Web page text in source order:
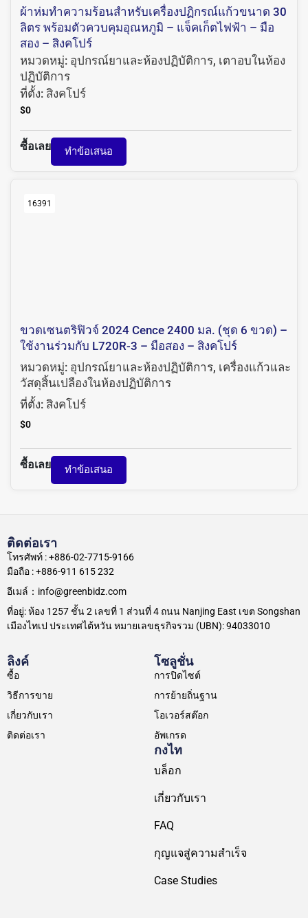
ผ้าห่มทำความร้อนสำหรับเครื่องปฏิกรณ์แก้วขนาด 30
ลิตร พร้อมตัวควบคุมอุณหภูมิ – แจ็คเก็ตไฟฟ้า – มือ
สอง – สิงคโปร์
หมวดหมู่: อุปกรณ์ยาและห้องปฏิบัติการ, เตาอบในห้อง
ปฏิบัติการ
ที่ตั้ง: สิงคโปร์
$0
ซื้อเลย ทำข้อเสนอ
16391
ขวดเซนตริฟิวจ์ 2024 Cence 2400 มล. (ชุด 6 ขวด) –
ใช้งานร่วมกับ L720R-3 – มือสอง – สิงคโปร์
หมวดหมู่: อุปกรณ์ยาและห้องปฏิบัติการ, เครื่องแก้วและ
วัสดุสิ้นเปลืองในห้องปฏิบัติการ
ที่ตั้ง: สิงคโปร์
$0
ซื้อเลย ทำข้อเสนอ
โซลูชั่น
การปิดไซต์
การย้ายถิ่นฐาน
โอเวอร์สต๊อก
อัพเกรด
ลิงค์
ซื้อ
วิธีการขาย
เกี่ยวกับเรา
ติดต่อเรา
กงไท
บล็อก
เกี่ยวกับเรา
FAQ
กุญแจสู่ความสำเร็จ
Case Studies
ติดต่อเรา
โทรศัพท์ : +886-02-7715-9166
มือถือ : +886-911 615 232
อีเมล์：info@greenbidz.com
ที่อยู่: ห้อง 1257 ชั้น 2 เลขที่ 1 ส่วนที่ 4 ถนน Nanjing East เขต Songshan
เมืองไทเป ประเทศไต้หวัน หมายเลขธุรกิจรวม (UBN): 94033010